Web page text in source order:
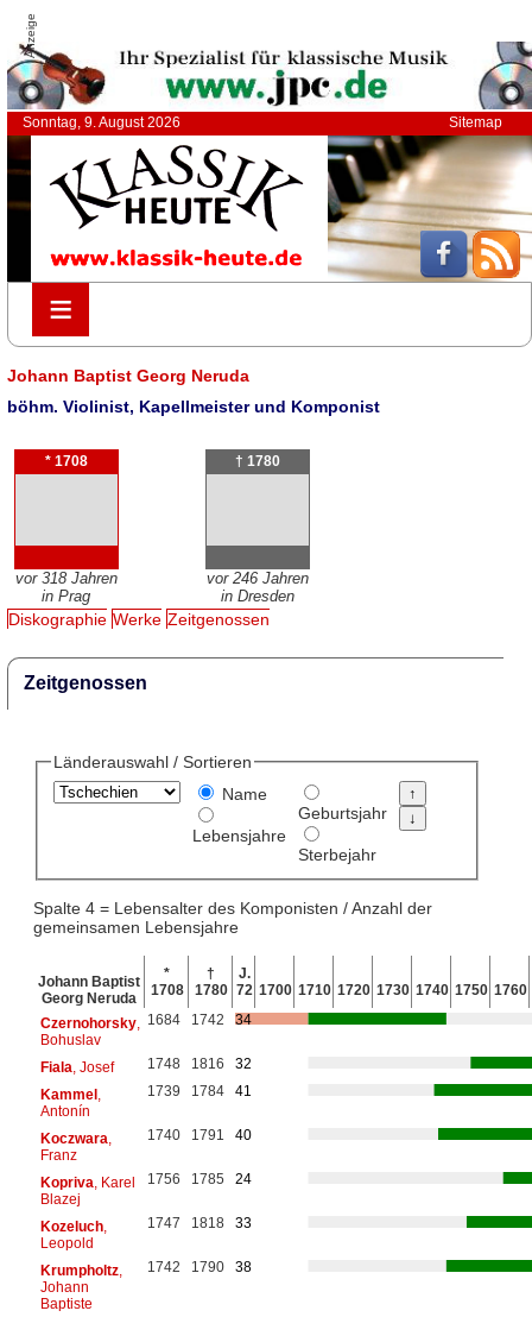
Anzeige
Sonntag, 9. August 2026 Sitemap
≡
≡
Johann Baptist Georg Neruda
böhm. Violinist, Kapellmeister und Komponist
* 1708
vor 318 Jahren
in Prag
† 1780
vor 246 Jahren
in Dresden
Diskographie Werke Zeitgenossen
Zeitgenossen
Länderauswahl / Sortieren
Name
Lebensjahre
Geburtsjahr
Sterbejahr
Spalte 4 = Lebensalter des Komponisten / Anzahl der
gemeinsamen Lebensjahre
Johann Baptist
Georg Neruda
*
1708
†
1780
J.
72 1700 1710 1720 1730 1740 1750 1760
Czernohorsky,
Bohuslav
1684 1742 34
Fiala , Josef 1748 1816
32
Kammel,
Antonín
1739 1784 41
Koczwara
Franz
1740 1791 40
Kopriva , Karel
Blazej
1756 1785 24
Kozeluch,
Leopold
1747 1818 33
Krumpholtz,
Johann
Baptiste
1742 1790 38